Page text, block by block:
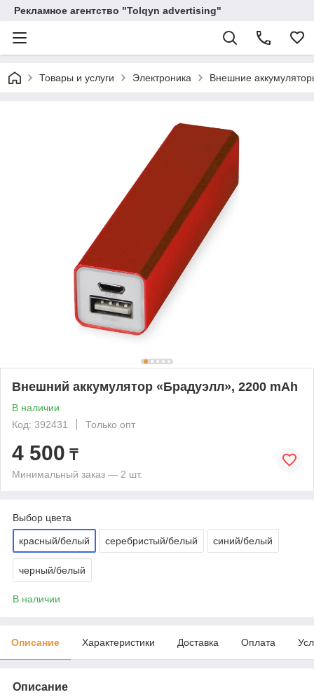
Рекламное агентство "Tolqyn advertising"
Товары и услуги Электроника Внешние
Внешний аккумулятор «Брадуэлл», 2200 mAh
В наличии
Код: 392431
Только опт
4 500 ₸
Минимальный заказ — 2 шт.
Выбор цвета
красный/белый серебристый/белый синий/белый
черный/белый
В наличии
Описание Характеристики Доставка Оплата
Описание